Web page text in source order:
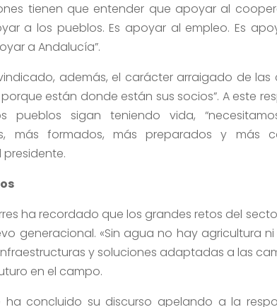
tienen que entender que apoyar al
a los pueblos. Es apoyar al empleo. Es
a Andalucía”.
además, el carácter arraigado de las
están donde están sus socios”. A este
pueblos sigan teniendo vida,
más formados, más preparados y más
ha recordado que los grandes retos del
generacional. «Sin agua no hay agricultura
y soluciones adaptadas a las
en el campo.
ha concluido su discurso apelando a la